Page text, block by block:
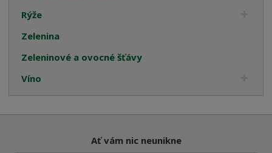
Rýže
Zelenina
Zeleninové a ovocné šťávy
Víno
Ať vám nic neunikne